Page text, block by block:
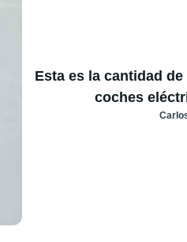
Esta es la cantidad
coches